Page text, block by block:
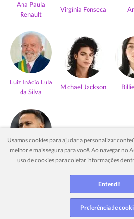
Ana Paula
Renault
Virgínia Fonseca
Luiz Inácio Lula
da Silva
Michael Jackson
Neymar Jr
Ver mais
Usamos cookies para ajudar a personalizar
melhor e mais segura para você. Ao navegar no
uso de cookies para coletar informações
Entendi!
Preferência de